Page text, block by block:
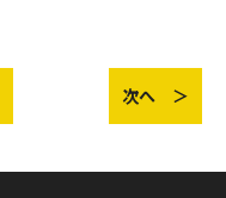
次へ ＞